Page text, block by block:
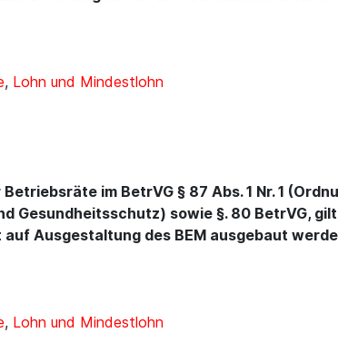
, Lohn und Mindestlohn
im BetrVG § 87 Abs. 1 Nr. 1
Gesundheitsschutz) sowie §. 80 BetrVG,
Ausgestaltung des BEM ausgebaut
, Lohn und Mindestlohn